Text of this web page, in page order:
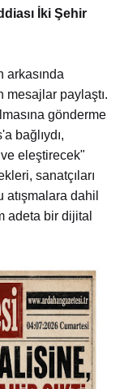
İki Şehir
arkasında
mesajlar paylaştı.
gönderme
bağlıydı,
eleştirecek"
sanatçıları
atışmalara dahil
adeta bir dijital